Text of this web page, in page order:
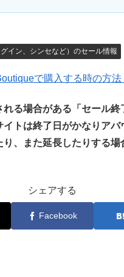
イン、シンセなど）のセール情報
で購入する時の方法
れる場合がある「セール終
イトは終了日がかなりアバ
り、また延長したりする場
シェアする
Facebook